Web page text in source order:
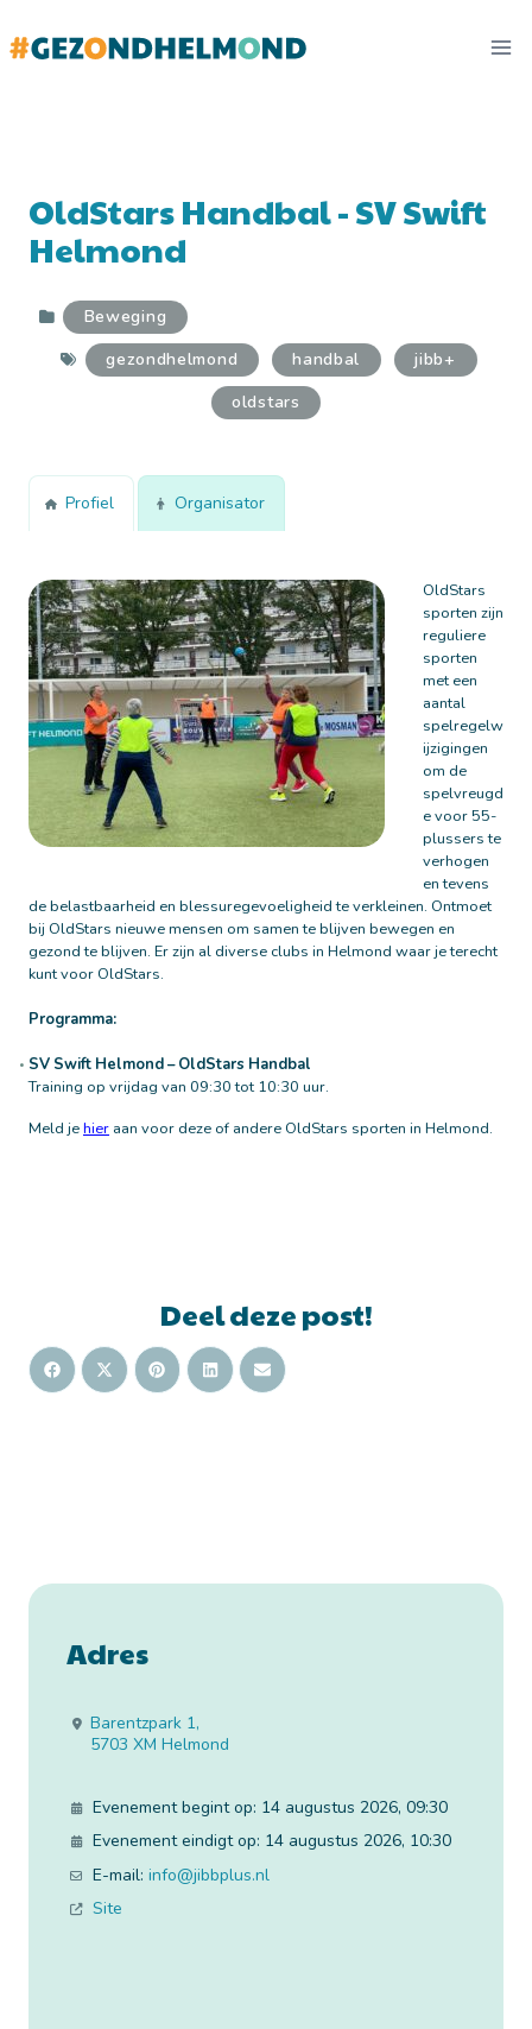
naar
OldStars Handbal - SV Swift
Helmond
Beweging
gezondhelmond
handbal
jibb+
oldstars
Profiel Organisator
OldStars
sporten zijn
reguliere
sporten
met een
aantal
spelregelw
ijzigingen
om de
spelvreugd
e voor 55-
plussers te
verhogen
en tevens
de belastbaarheid en blessuregevoeligheid te verkleinen. Ontmoet
bij OldStars nieuwe mensen om samen te blijven bewegen en
gezond te blijven. Er zijn al diverse clubs in Helmond waar je terecht
kunt voor OldStars.
Programma:
SV Swift Helmond – OldStars Handbal
Training op vrijdag van 09:30 tot 10:30 uur.
Meld jehier aan voor deze of andere OldStars sporten in Helmond.
Deel deze post!
Adres
Barentzpark 1,
5703 XM Helmond
Evenement begint op: 14 augustus 2026, 09:30
Evenement eindigt op: 14 augustus 2026, 10:30
E-mail: info@jibbplus.nl
Site